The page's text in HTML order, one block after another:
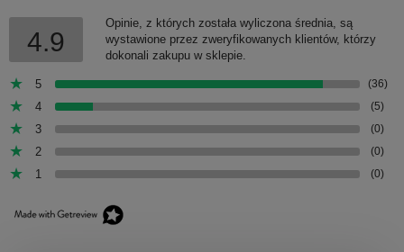
4.9
Opinie, z których została wyliczona średnia, są
wystawione przez zweryfikowanych klientów, którzy
dokonali zakupu w sklepie.
5 (36)
4 (5)
3 (0)
2 (0)
1 (0)